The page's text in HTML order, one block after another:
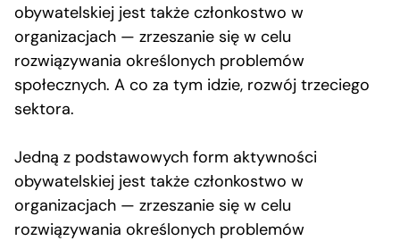
obywatelskiej jest także członkostwo w
organizacjach — zrzeszanie się w celu
rozwiązywania określonych problemów
społecznych. A co za tym idzie, rozwój trzeciego
sektora.
Jedną z podstawowych form aktywności
obywatelskiej jest także członkostwo w
organizacjach — zrzeszanie się w celu
rozwiązywania określonych problemów